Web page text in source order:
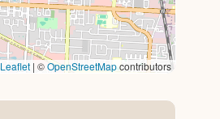
Leaflet | ©OpenStreetMapcontributors